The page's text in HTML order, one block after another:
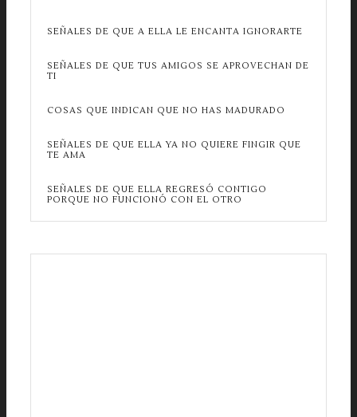
SEÑALES DE QUE A ELLA LE ENCANTA IGNORARTE
SEÑALES DE QUE TUS AMIGOS SE APROVECHAN DE
TI
COSAS QUE INDICAN QUE NO HAS MADURADO
SEÑALES DE QUE ELLA YA NO QUIERE FINGIR QUE
TE AMA
SEÑALES DE QUE ELLA REGRESÓ CONTIGO
PORQUE NO FUNCIONÓ CON EL OTRO